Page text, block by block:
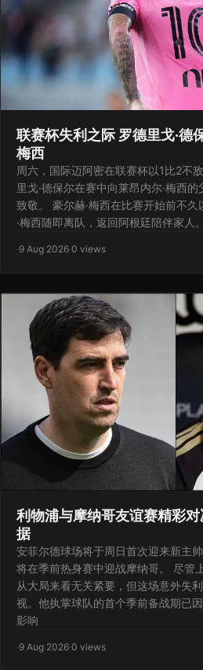
联赛杯失利之际 罗德里戈·德
梅西
周六，国际迈阿密在联赛杯以1比2不
里戈·德保尔在赛中向莱昂内尔·梅西
致敬。 豪尔赫·梅西在比赛开始前不
·梅西随即离队，返回阿根廷陪伴家人
·9 Aug 2026·0 views
利物浦与摩纳哥友谊赛精彩
据
安菲尔德球场将于周日首次迎来新主
将在季前热身赛中迎战摩纳哥。 尽管
从大局来看无关紧要，但这场意外失
视。他执掌球队的首个季前备战期已
影响
·9 Aug 2026·0 views